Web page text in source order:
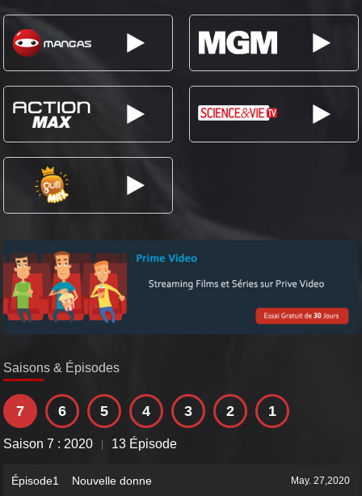
Saisons & Épisodes
7 6 5 4 3 2 1
Saison 7 : 2020 13 Épisode
Épisode1 Nouvelle donne May. 27,2020
AD